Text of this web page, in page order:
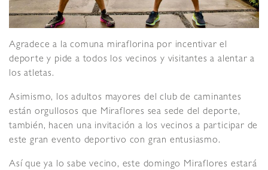
Agradece a la comuna miraflorina por incentivar el
deporte y pide a todos los vecinos y visitantes a alentar a
los atletas.
Asimismo, los adultos mayores del club de caminantes
están orgullosos que Miraflores sea sede del deporte,
también, hacen una invitación a los vecinos a participar de
este gran evento deportivo con gran entusiasmo.
Así que ya lo sabe vecino, este domingo Miraflores estará